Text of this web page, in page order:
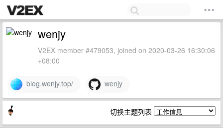
wenjy
V2EX member #479053, joined on 2020-03-26 16:30:06
+08:00
blog.wenjy.top/ wenjy
切换主题列表